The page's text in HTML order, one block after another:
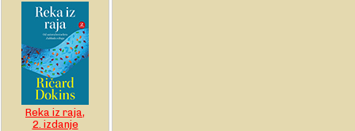
Reka iz raja,
2. izdanje